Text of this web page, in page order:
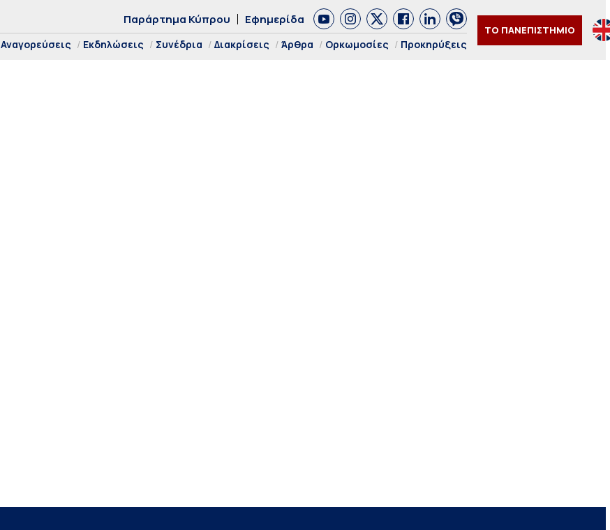
Παράρτημα Κύπρου Εφημερίδα
Αναγορεύσεις Εκδηλώσεις Συνέδρια Διακρίσεις Άρθρα Ορκωμοσίες Προκηρύξεις
ΤΟ ΠΑΝΕΠΙΣΤΗΜΙΟ